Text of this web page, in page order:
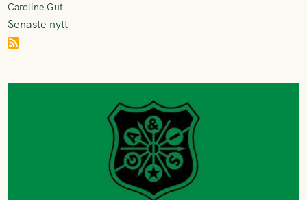
Caroline Gut
Senaste nytt